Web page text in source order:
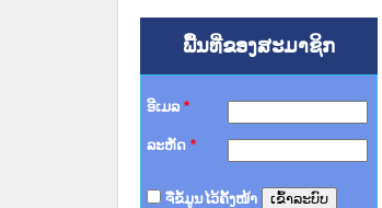
ພື້ນທີ່ຂອງສະມາຊິກ
ອີເມລ *
ລະຫັດ *
ຈື່ຂໍ້ມູນໄວ້ຄັ້ງໜ້າ